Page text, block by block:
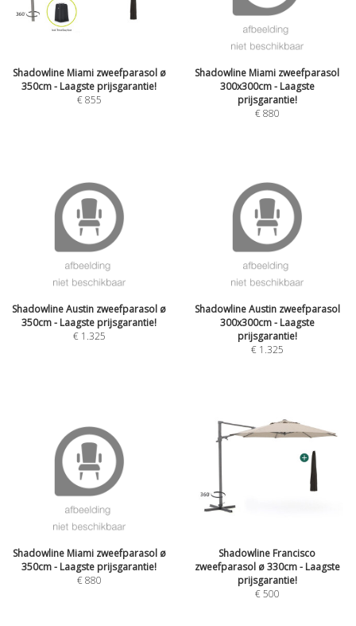
Shadowline Miami zweefparasol ø
350cm - Laagste prijsgarantie!
€855
Shadowline Miami zweefparasol
300x300cm - Laagste
prijsgarantie!
€880
Shadowline Austin zweefparasol ø
350cm - Laagste prijsgarantie!
€ 1.325
Shadowline Austin zweefparasol
300x300cm - Laagste
prijsgarantie!
€ 1.325
Shadowline Miami zweefparasol ø
350cm - Laagste prijsgarantie!
€880
Shadowline Francisco
zweefparasol ø 330cm - Laagste
prijsgarantie!
€500